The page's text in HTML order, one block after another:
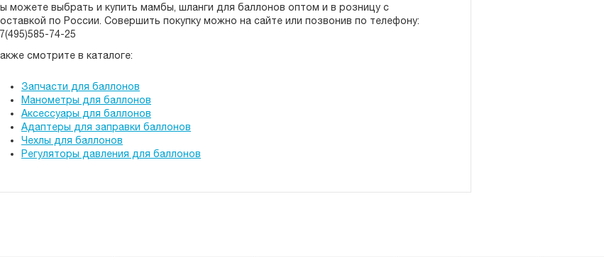
можете выбрать и купить мамбы, шланги для баллонов оптом и в розницу с
по России. Cовершить покупку можно на сайте или позвонив по телефону:
74-25
смотрите в каталоге:
Запчасти для баллонов
Манометры для баллонов
Аксессуары для баллонов
Адаптеры для заправки баллонов
Чехлы для баллонов
Регуляторы давления для баллонов